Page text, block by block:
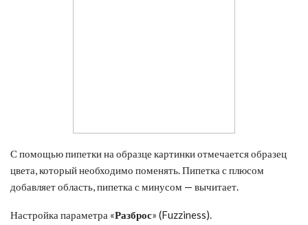
С помощью пипетки на образце картинки отмечается образец
цвета, который необходимо поменять. Пипетка с плюсом
добавляет область, пипетка с минусом — вычитает.
Настройка параметра «Разброс» (Fuzziness).